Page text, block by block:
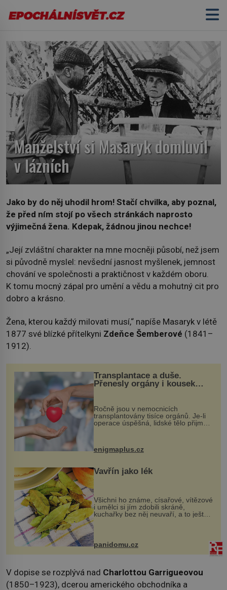
Manželství si Masaryk domluvil
v lázních
Jako by do něj uhodil hrom! Stačí chvilka, aby poznal,
že před ním stojí po všech stránkách naprosto
výjimečná žena. Kdepak, žádnou jinou nechce!
„Její zvláštní charakter na mne mocněji působí, než jsem
si původně myslel: nevšední jasnost myšlenek, jemnost
chování ve společnosti a praktičnost v každém oboru.
K tomu mocný zápal pro umění a vědu a mohutný cit pro
dobro a krásno.
Žena, kterou každý milovati musí,“ napíše Masaryk v létě
1877 své blízké přítelkyni Zdeňce Šemberové (1841–
1912).
Transplantace a duše.
Přenesly orgány i kousek
Ročně jsou v nemocnicích
transplantovány tisíce orgánů. Je-li
operace úspěšná, lidské tělo přijme
enigmaplus.cz
Vavřín jako lék
Všichni ho známe, císařové, vítězové
i umělci si jím zdobili skráně,
kuchařky bez něj neuvaří, a to ještě
nevíte, že bobkový list může výrazně
zmírnit některé naše neduhy.
Obsahuje v malém množství ně...
panidomu.cz
V dopise se rozplývá nad Charlottou Garrigueovou
(1850–1923), dcerou amerického obchodníka a